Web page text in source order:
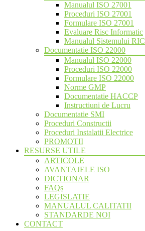
Manualul ISO 27001
Proceduri ISO 27001
Formulare ISO 27001
Evaluare Risc Informatic
Manualul Sistemului RIC
Documentatie ISO 22000
Manualul ISO 22000
Proceduri ISO 22000
Formulare ISO 22000
Norme GMP
Documentatie HACCP
Instructiuni de Lucru
Documentatie SMI
Proceduri Constructii
Proceduri Instalatii Electrice
PROMOTII
RESURSE UTILE
ARTICOLE
AVANTAJELE ISO
DICTIONAR
FAQs
LEGISLATIE
MANUALUL CALITATII
STANDARDE NOI
CONTACT